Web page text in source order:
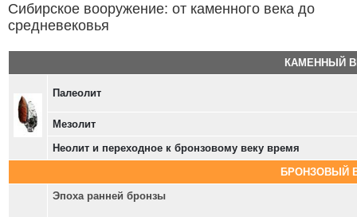
Сибирское вооружение: от каменного века до
средневековья
КАМЕННЫЙ
Палеолит
Мезолит
Неолит и переходное к бронзовому веку время
БРОНЗОВЫЙ
Эпоха ранней бронзы